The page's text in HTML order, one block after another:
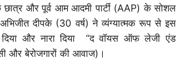
छात्र और पूर्व आम आदमी पार्टी (AAP) के सोशल
अभिजीत दीपके (30 वर्ष) ने व्यंग्यात्मक रूप से इस
दिया और नारा दिया “द वॉयस ऑफ लेजी एंड
और बेरोजगारों की आवाज)।